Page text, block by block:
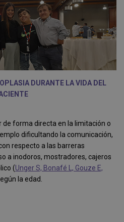
DURANTE LA VIDA DEL
de forma directa en la limitación o
dificultando la comunicación,
respecto a las barreras
a inodoros, mostradores, cajeros
(Unger S, Bonafé L, Gouze E,
la edad.